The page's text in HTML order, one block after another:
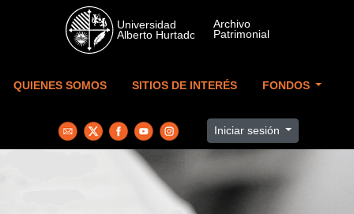
Skip to main content
QUIENES SOMOS SITIOS DE INTERÉS FONDOS
Iniciar sesión